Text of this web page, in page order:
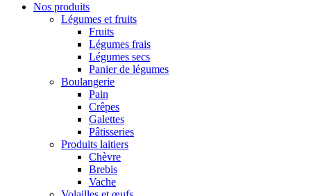
Nos produits
Légumes et fruits
Fruits
Légumes frais
Légumes secs
Panier de légumes
Boulangerie
Pain
Crêpes
Galettes
Pâtisseries
Produits laitiers
Chèvre
Brebis
Vache